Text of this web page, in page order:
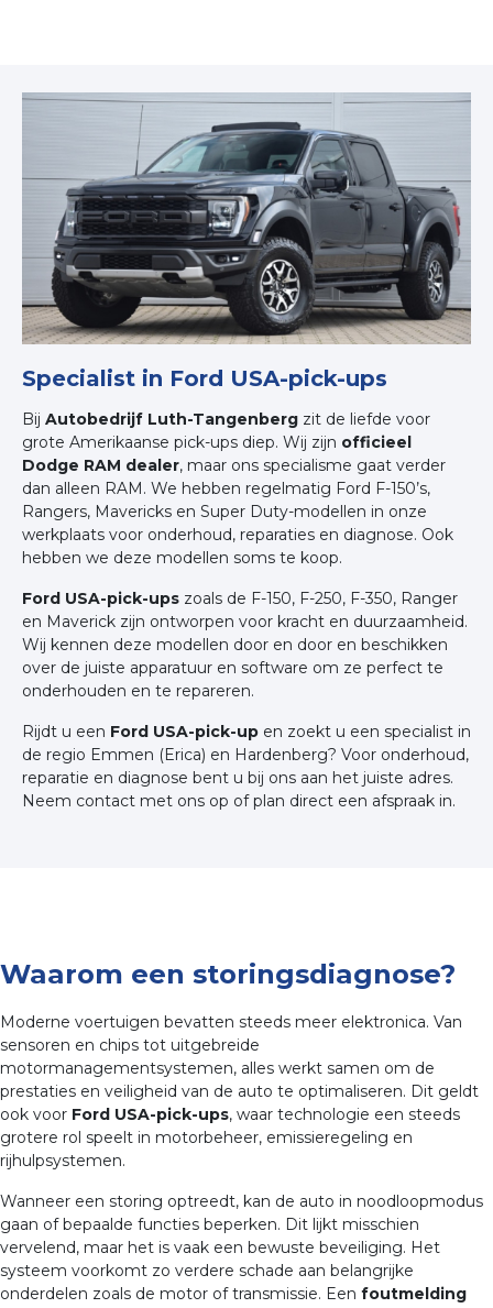
Specialist in Ford USA-pick-ups
Bij Autobedrijf Luth-Tangenberg zit de liefde voor
grote Amerikaanse pick-ups diep. Wij zijn officieel
Dodge RAM dealer, maar ons specialisme gaat verder
dan alleen RAM. We hebben regelmatig Ford F-150’s,
Rangers, Mavericks en Super Duty-modellen in onze
werkplaats voor onderhoud, reparaties en diagnose. Ook
hebben we deze modellen soms te koop.
Ford USA-pick-ups zoals de F-150, F-250, F-350, Ranger
en Maverick zijn ontworpen voor kracht en duurzaamheid.
Wij kennen deze modellen door en door en beschikken
over de juiste apparatuur en software om ze perfect te
onderhouden en te repareren.
Rijdt u een Ford USA-pick-up en zoekt u een specialist in
de regio Emmen (Erica) en Hardenberg? Voor onderhoud,
reparatie en diagnose bent u bij ons aan het juiste adres.
Neem contact met ons op of plan direct een afspraak in.
Waarom een storingsdiagnose?
Moderne voertuigen bevatten steeds meer elektronica. Van
sensoren en chips tot uitgebreide
motormanagementsystemen, alles werkt samen om de
prestaties en veiligheid van de auto te optimaliseren. Dit geldt
ook voor Ford USA-pick-ups, waar technologie een steeds
grotere rol speelt in motorbeheer, emissieregeling en
rijhulpsystemen.
Wanneer een storing optreedt, kan de auto in noodloopmodus
gaan of bepaalde functies beperken. Dit lijkt misschien
vervelend, maar het is vaak een bewuste beveiliging. Het
systeem voorkomt zo verdere schade aan belangrijke
onderdelen zoals de motor of transmissie. Een foutmelding